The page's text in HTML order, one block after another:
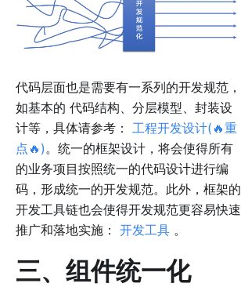
代码层面也是需要有一系列的开发规范，
如基本的 代码结构、分层模型、封装设
计等，具体请参考： 工程开发设计(🔥重
点🔥) 。统一的框架设计，将会使得所有
的业务项目按照统一的代码设计进行编
码，形成统一的开发规范。此外，框架的
开发工具链也会使得开发规范更容易快速
推广和落地实施： 开发工具 。
三、组件统一化